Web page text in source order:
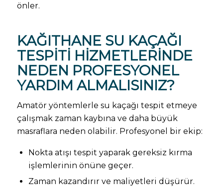
önler.
KAĞITHANE SU KAÇAĞI
TESPITI HIZMETLERINDE
NEDEN PROFESYONEL
YARDIM ALMALISINIZ?
Amatör yöntemlerle su kaçağı tespit etmeye
çalışmak zaman kaybına ve daha büyük
masraflara neden olabilir. Profesyonel bir ekip:
Nokta atışı tespit yaparak gereksiz kırma
işlemlerinin önüne geçer.
Zaman kazandırır ve maliyetleri düşürür.